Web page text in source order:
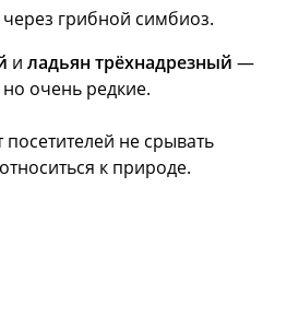
через грибной симбиоз.
и ладьян трёхнадрезный —
очень редкие.
не срывать
к природе.